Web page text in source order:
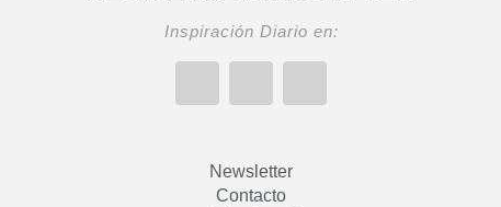
Inspiración Diario en:
Newsletter
Contacto